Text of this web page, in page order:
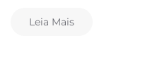
Leia Mais